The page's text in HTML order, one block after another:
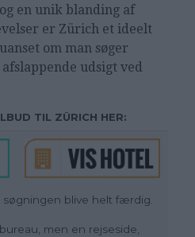
en unik blanding af
er Zürich et ideelt
om man søger
udsigt ved
TIL ZÜRICH HER:
søgningen blive helt færdig.
men en rejseside,